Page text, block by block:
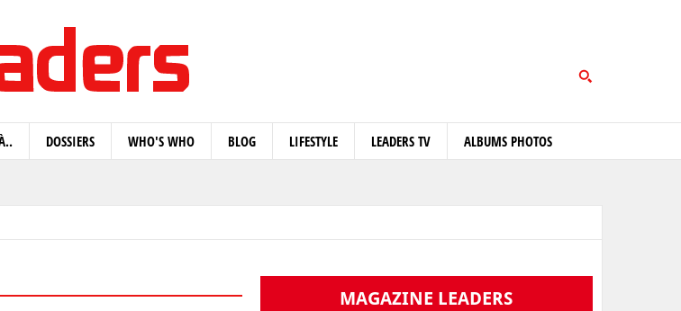
DOSSIERS WHO'S WHO BLOG LIFESTYLE LEADERS TV ALBUMS PHOTOS
MAGAZINE LEADERS